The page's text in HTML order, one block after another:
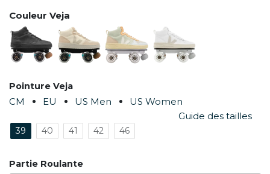
Couleur Veja
Pointure Veja
CM EU US Men
US Women
Guide des tailles
39 40 41 42 46
Partie Roulante